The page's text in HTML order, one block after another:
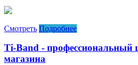
Смотреть Подробнее
Ti-Band - профессиональный
магазина